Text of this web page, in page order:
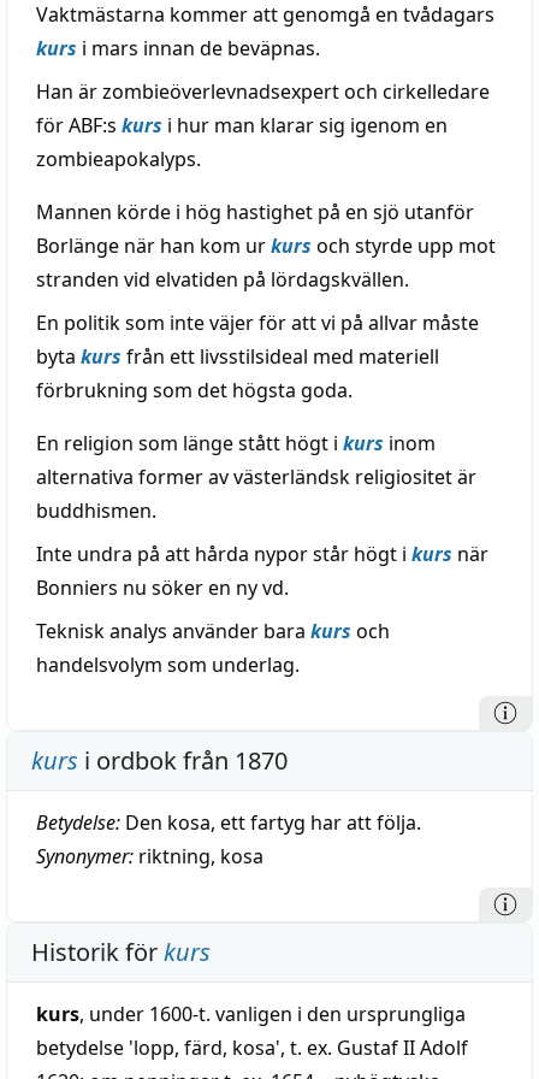
Vaktmästarna kommer att genomgå en tvådagars
kurs i mars innan de beväpnas.
Han är zombieöverlevnadsexpert och cirkelledare
för ABF:s kurs i hur man klarar sig igenom en
zombieapokalyps.
Mannen körde i hög hastighet på en sjö utanför
Borlänge när han kom urkurs och styrde upp mot
stranden vid elvatiden på lördagskvällen.
En politik som inte väjer för att vi på allvar måste
byta kurs från ett livsstilsideal med materiell
förbrukning som det högsta goda.
En religion som länge stått högt i kurs inom
alternativa former av västerländsk religiositet är
buddhismen.
Inte undra på att hårda nypor står högt i kurs när
Bonniers nu söker en ny vd.
Teknisk analys använder bara kurs och
handelsvolym som underlag.
kurs i ordbok från 1870
Betydelse: Den kosa, ett fartyg har att följa.
Synonymer: riktning, kosa
Historik förkurs
kurs, under 1600-t. vanligen i den ursprungliga
betydelse 'lopp, färd, kosa', t. ex. Gustaf II Adolf